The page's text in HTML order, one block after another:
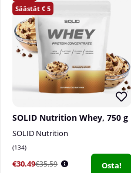
5
SOLID Nutrition Whey, 750 g
SOLID Nutrition
134
€30.49€35.59 Osta!